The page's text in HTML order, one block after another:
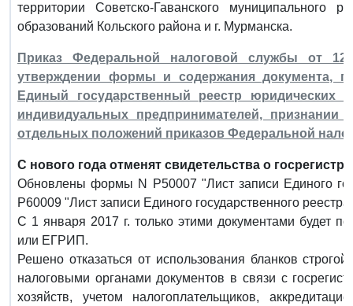
территории Советско-Гаванского муниципального
образований Кольского района и г. Мурманска.
Приказ Федеральной налоговой службы от
утверждении формы и содержания документа,
Единый государственный реестр юридических
индивидуальных предпринимателей,
отдельных положений приказов Федеральной
С нового года отменят свидетельства о
Обновлены формы N Р50007 "Лист записи Единого
Р60009 "Лист записи Единого государственного
С 1 января 2017 г. только этими документами будет
или ЕГРИП.
Решено отказаться от использования бланков
налоговыми органами документов в связи с
хозяйств, учетом налогоплательщиков,